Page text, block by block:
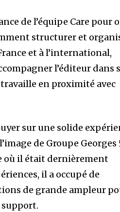
de l’équipe Care pour
structurer et
et à l’international,
l’éditeur dans
en proximité avec
sur une solide
de Groupe Georges
où il était dernièrement
il a occupé de
de grande ampleur
support.